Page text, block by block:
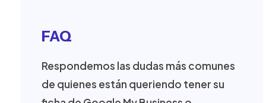
FAQ
Respondemos las dudas más comunes
de quienes están queriendo tener su